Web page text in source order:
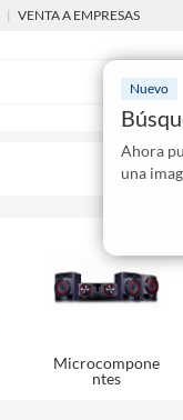
| VENTA A EMPRESAS
Nuevo
Ahora
una
Microcompone
ntes